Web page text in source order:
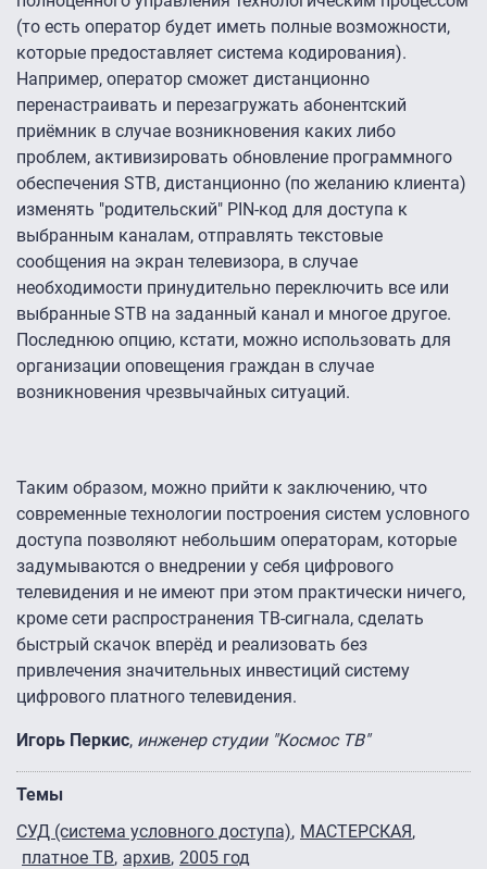
(то есть оператор будет иметь полные возможности,
которые предоставляет система кодирования).
Например, оператор сможет дистанционно
перенастраивать и перезагружать абонентский
приёмник в случае возникновения каких либо
проблем, активизировать обновление программного
обеспечения STB, дистанционно (по желанию клиента)
изменять "родительский" PIN-код для доступа к
выбранным каналам, отправлять текстовые
сообщения на экран телевизора, в случае
необходимости принудительно переключить все или
выбранные STB на заданный канал и многое другое.
Последнюю опцию, кстати, можно использовать для
организации оповещения граждан в случае
возникновения чрезвычайных ситуаций.
Таким образом, можно прийти к заключению, что
современные технологии построения систем условного
доступа позволяют небольшим операторам, которые
задумываются о внедрении у себя цифрового
телевидения и не имеют при этом практически ничего,
кроме сети распространения ТВ-сигнала, сделать
быстрый скачок вперёд и реализовать без
привлечения значительных инвестиций систему
цифрового платного телевидения.
Игорь Перкис, инженер студии "Космос ТВ"
Темы
СУД (система условного доступа) МАСТЕРСКАЯ
платное ТВ архив 2005 год